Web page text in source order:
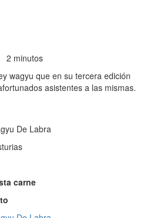
2 minutos
wagyu que en su tercera edición
asistentes a las mismas.
De Labra
carne